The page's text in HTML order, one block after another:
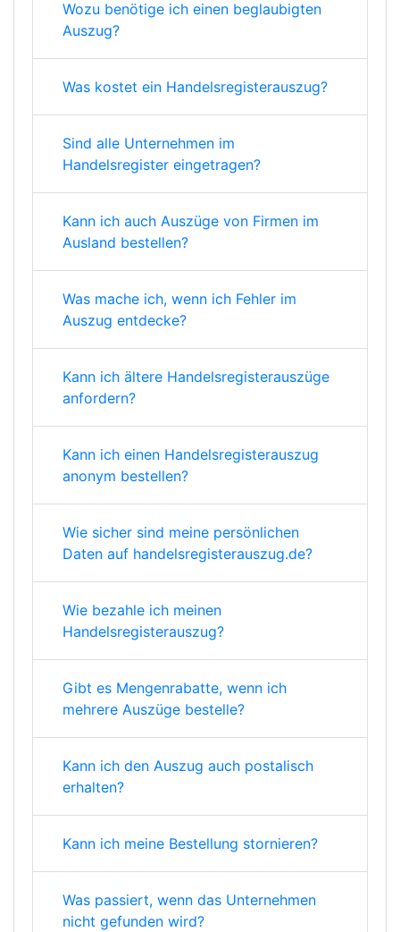
Wozu benötige ich einen beglaubigten
Auszug?
Was kostet ein Handelsregisterauszug?
Sind alle Unternehmen im
Handelsregister eingetragen?
Kann ich auch Auszüge von Firmen im
Ausland bestellen?
Was mache ich, wenn ich Fehler im
Auszug entdecke?
Kann ich ältere Handelsregisterauszüge
anfordern?
Kann ich einen Handelsregisterauszug
anonym bestellen?
Wie sicher sind meine persönlichen
Daten auf handelsregisterauszug.de?
Wie bezahle ich meinen
Handelsregisterauszug?
Gibt es Mengenrabatte, wenn ich
mehrere Auszüge bestelle?
Kann ich den Auszug auch postalisch
erhalten?
Kann ich meine Bestellung stornieren?
Was passiert, wenn das Unternehmen
nicht gefunden wird?